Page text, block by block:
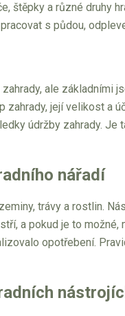
štěpky a různé druhy
s půdou,
ale základními
její velikost a
údržby zahrady. Je
nářadí
trávy a rostlin.
a pokud je to
opotřebení.